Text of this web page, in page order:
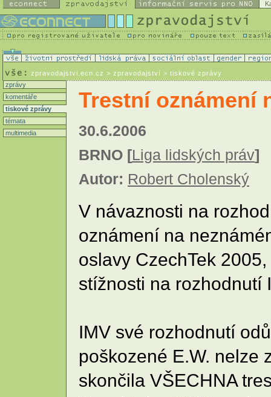
zpravodajstvi.ecn.cz > zpravodajství > tiskové zprávy
zprávy
komentáře
tiskové zprávy
témata
multimedia
Trestní oznámení
30.6.2006
BRNO [Liga lidských práv]
Autor: Robert Cholenský
V návaznosti na
oznámení na
oslavy CzechTek
stížnosti na rozhodnutí
IMV své rozhodnutí
poškozené E.W. nelze
skončila VŠECHNA